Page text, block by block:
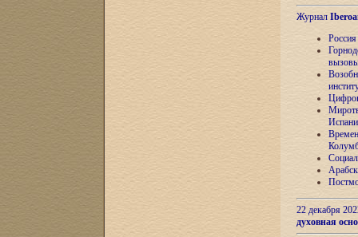
Журнал
22 декабря
духовная